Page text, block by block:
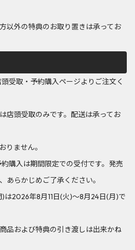
以外の特典のお取り置きは承ってお
頭受取・予約購入ページよりご注文く
店頭受取のみです。配送は承ってお
りません。
約購入は期間限定での受付です。発売
あらかじめご了承ください。
2026年8月11日(火)～8月24日(月)で
品および特典の引き渡しは出来かね